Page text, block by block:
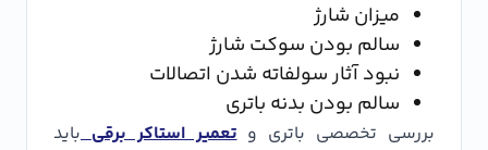
میزان شارژ
سالم بودن سوکت شارژ
نبود آثار سولفاته شدن اتصالات
سالم بودن بدنه باتری
بررسی تخصصی باتری وتعمیر استاکر برقی باید